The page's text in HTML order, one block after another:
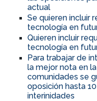
actual
Se quieren incluir
tecnología en
Quieren incluir
tecnología en
Para trabajar de
la mejor nota en
comunidades se
oposición hasta
interinidades